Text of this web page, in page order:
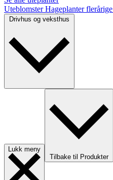
UteblomsterHageplanter flerårige
Lukk meny
Tilbake til Produkter